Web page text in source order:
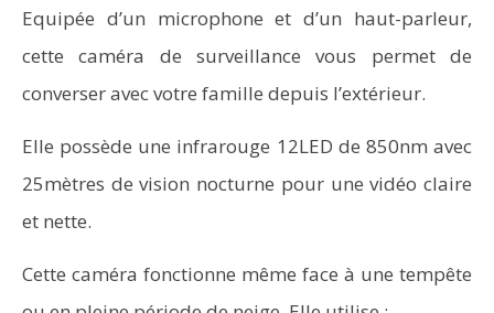
Equipée d’un microphone et d’un haut-parleur,
cette caméra de surveillance vous permet de
converser avec votre famille depuis l’extérieur.
Elle possède une infrarouge 12LED de 850nm avec
25mètres de vision nocturne pour une vidéo claire
et nette.
Cette caméra fonctionne même face à une tempête